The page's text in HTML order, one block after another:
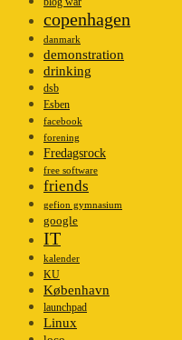
copenhagen
danmark
demonstration
drinking
dsb
Esben
facebook
forening
Fredagsrock
free software
friends
gefion gymnasium
google
IT
kalender
KU
København
launchpad
Linux